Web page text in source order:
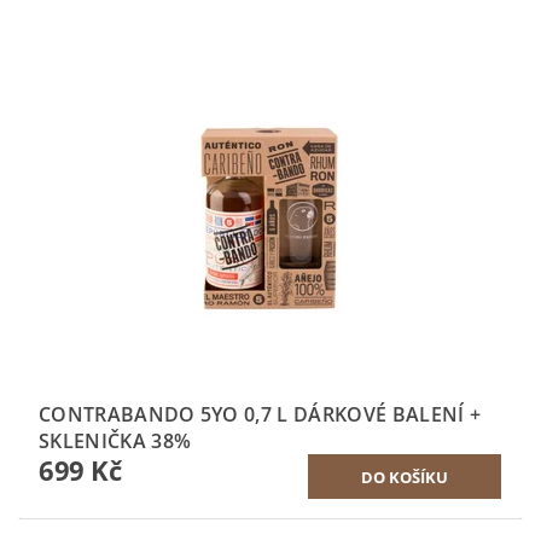
CONTRABANDO 5YO 0,7 L DÁRKOVÉ BALENÍ +
SKLENIČKA 38%
699 Kč